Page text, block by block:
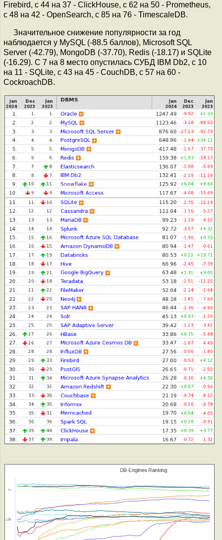
Firebird, c 44 на 37 - ClickHouse, с 62 на 50 - Prometheus,
с 48 на 42 - OpenSearch, с 85 на 76 - TimescaleDB.
Значительное снижение популярности за год
наблюдается у MySQL (-88.5 баллов), Microsoft SQL
Server (-42.79), MongoDB (-37.70), Redis (-18.17) и SQLite
(-16.29). С 7 на 8 место опустилась СУБД IBM Db2, c 10
на 11 - SQLite, с 43 на 45 - CouchDB, с 57 на 60 -
CockroachDB.